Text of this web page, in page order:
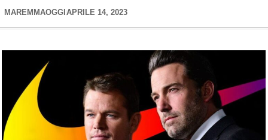
MAREMMAOGGI APRILE 14, 2023